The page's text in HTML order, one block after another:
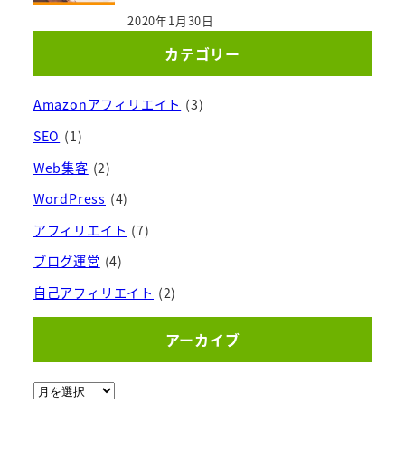
2020年1月30日
カテゴリー
Amazonアフィリエイト (3)
SEO (1)
Web集客 (2)
WordPress (4)
アフィリエイト (7)
ブログ運営 (4)
自己アフィリエイト (2)
アーカイブ
ア